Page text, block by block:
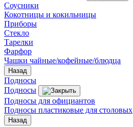
Соусники
Кокотницы и кокильницы
Приборы
Стекло
Тарелки
Фарфор
Чашки чайные/кофейные/блюдца
Назад
Подносы
Подносы
Подносы для официантов
Подносы пластиковые для столовых
Назад